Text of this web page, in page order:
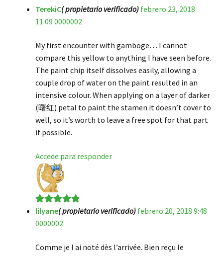
Valorado en5
de 5
TerekiC( propietario verificado) febrero 23, 2018
11:09 0000002
My first encounter with gamboge… I cannot
compare this yellow to anything I have seen before.
The paint chip itself dissolves easily, allowing a
couple drop of water on the paint resulted in an
intensive colour. When applying on a layer of darker
(曙红) petal to paint the stamen it doesn’t cover to
well, so it’s worth to leave a free spot for that part
if possible.
Accede para responder
Valorado en5
de 5
lilyane( propietario verificado) febrero 20, 2018 9:48
0000002
Comme je l ai noté dès l’arrivée. Bien reçu le